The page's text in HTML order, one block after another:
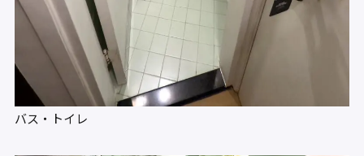
バス・トイレ